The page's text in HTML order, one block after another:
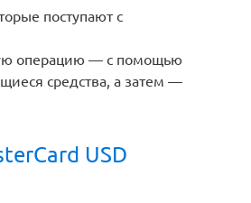
поступают с
операцию — с помощью
средства, а затем —
USD